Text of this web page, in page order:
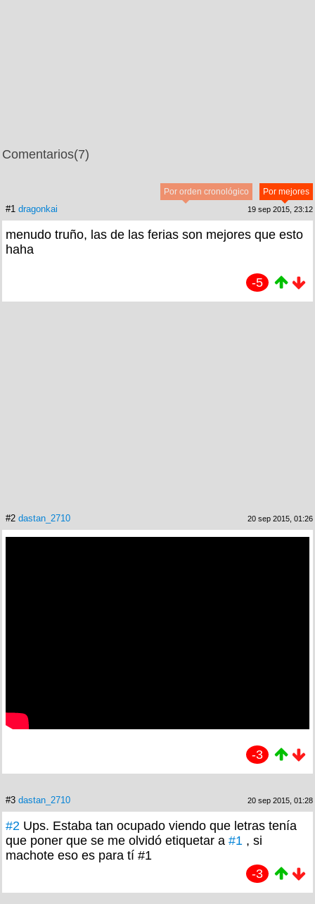
Comentarios(7)
Por mejores
Por orden cronológico
#1 dragonkai 19 sep 2015, 23:12
menudo truño, las de las ferias son mejores que esto
haha
-5
#2 dastan_2710 20 sep 2015, 01:26
-3
#3 dastan_2710 20 sep 2015, 01:28
#2 Ups. Estaba tan ocupado viendo que letras tenía
que poner que se me olvidó etiquetar a #1 , si
machote eso es para tí #1
-3